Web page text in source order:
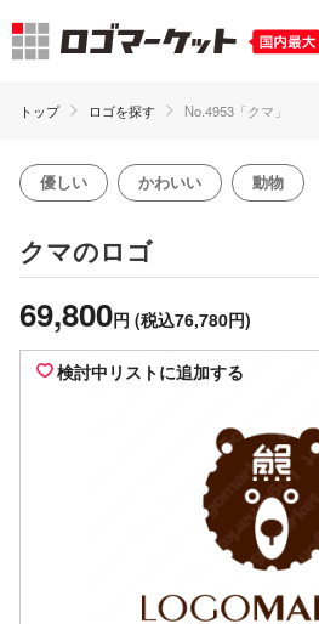
トップ ロゴを探す No.4953「クマ」
優しい かわいい 動物
クマのロゴ
69,800円 (税込76,780円)
検討中リストに追加する